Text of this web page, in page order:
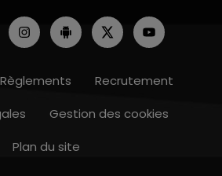
7h00 - 12h00
Règlements
Recrutement
Gestion des cookies
Plan du site